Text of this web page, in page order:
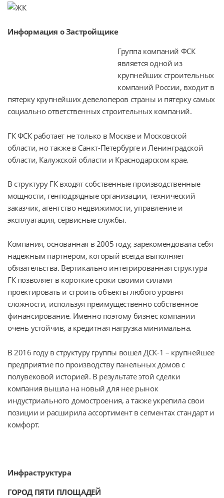
Информация о Застройщике
Группа компаний ФСК
является одной из
крупнейших строительных
компаний России, входит в
пятерку крупнейших девелоперов страны и пятерку самых
социально ответственных строительных компаний.
ГК ФСК работает не только в Москве и Московской
области, но также в Санкт-Петербурге и Ленинградской
области, Калужской области и Краснодарском крае.
В структуру ГК входят собственные производственные
мощности, генподрядные организации, технический
заказчик, агентство недвижимости, управление и
эксплуатация, сервисные службы.
Компания, основанная в 2005 году, зарекомендовала себя
надежным партнером, который всегда выполняет
обязательства. Вертикально интегрированная структура
ГК позволяет в короткие сроки своими силами
проектировать и строить объекты любого уровня
сложности, используя преимущественно собственное
финансирование. Именно поэтому бизнес компании
очень устойчив, а кредитная нагрузка минимальна.
В 2016 году в структуру группы вошел ДСК-1 – крупнейшее
предприятие по производству панельных домов с
полувековой историей. В результате этой сделки
компания вышла на новый для нее рынок
индустриального домостроения, а также укрепила свои
позиции и расширила ассортимент в сегментах стандарт и
комфорт.
Инфраструктура
ГОРОД ПЯТИ ПЛОЩАДЕЙ